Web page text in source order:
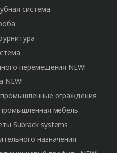
система
перемещения NEW!
NEW!
ограждения
мебель
Subrack systems
назначения